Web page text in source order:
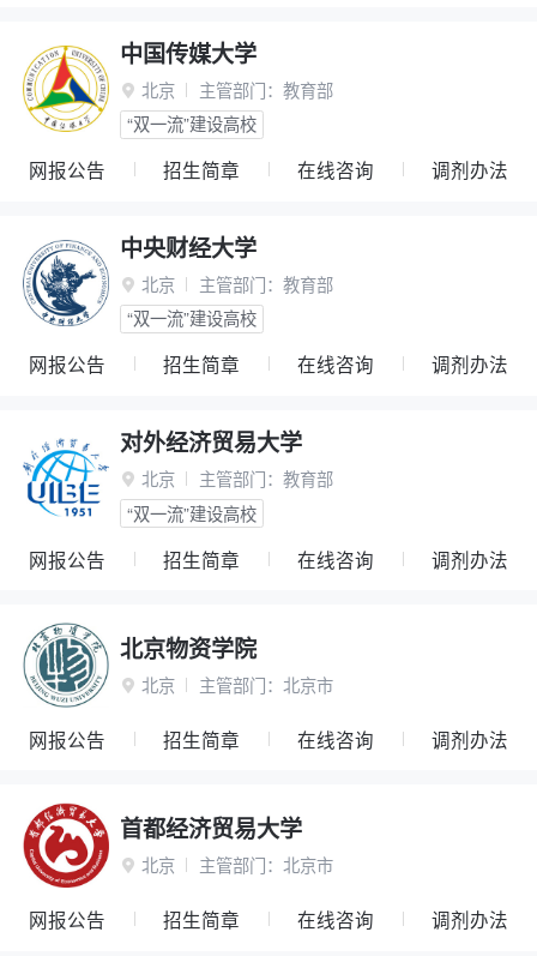
中国传媒大学
 北京 主管部门： 教育部
“双一流”建设高校
网报公告 招生简章 在线咨询 调剂办法
中央财经大学
 北京 主管部门： 教育部
“双一流”建设高校
网报公告 招生简章 在线咨询 调剂办法
对外经济贸易大学
 北京 主管部门： 教育部
“双一流”建设高校
网报公告 招生简章 在线咨询 调剂办法
北京物资学院
 北京 主管部门： 北京市
网报公告 招生简章 在线咨询 调剂办法
首都经济贸易大学
 北京 主管部门： 北京市
网报公告 招生简章 在线咨询 调剂办法